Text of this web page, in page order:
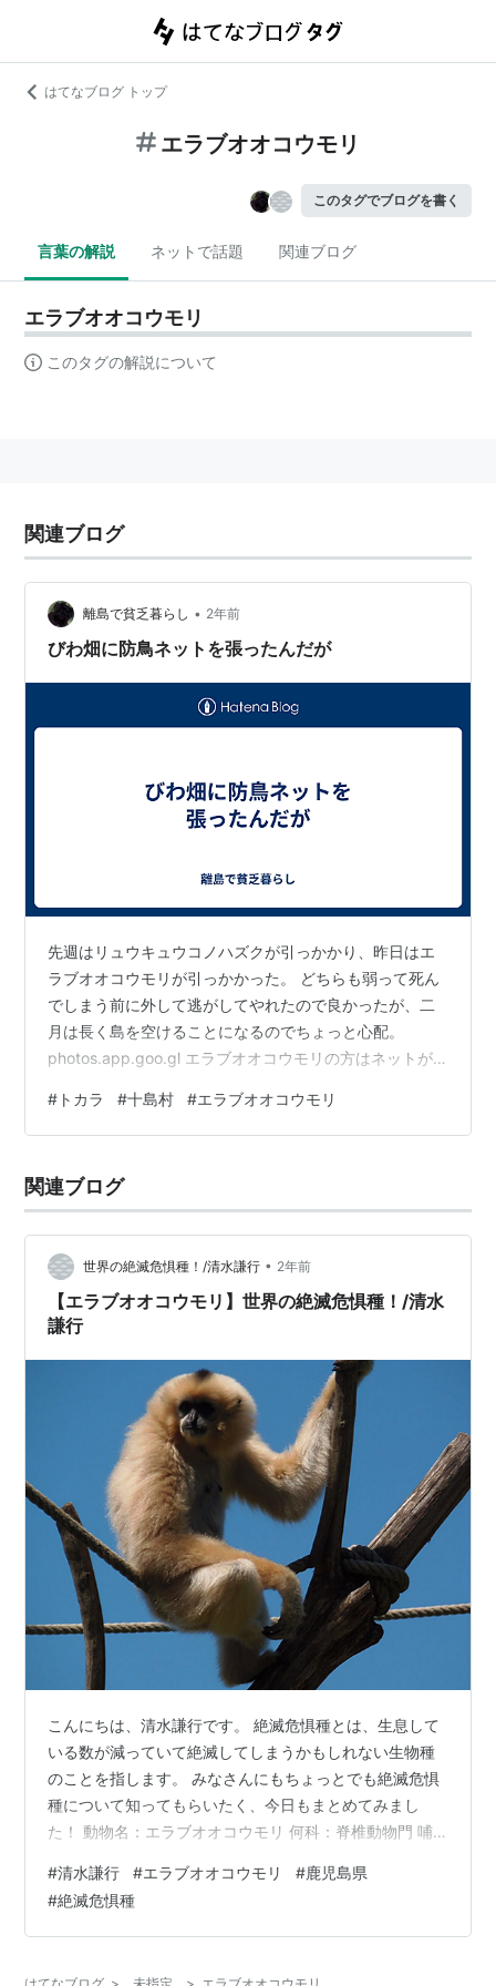
はてなブログ トップ
エラブオオコウモリ
このタグでブログを書く
言葉の解説 ネットで話題 関連ブログ
エラブオオコウモリ
このタグの解説について
関連ブログ
離島で貧乏暮らし • 2年前
びわ畑に防鳥ネットを張ったんだが
先週はリュウキュウコノハズクが引っかかり、昨日はエ
ラブオオコウモリが引っかかった。 どちらも弱って死ん
でしまう前に外して逃がしてやれたので良かったが、二
月は長く島を空けることになるのでちょっと心配。
photos.app.goo.gl エラブオオコウモリの方はネットが
あえずネットから切り離して絡んだ状態のまま軽トラま
で持っていき、そこで少しずつハサミでネットを切って
が、絡んでいた防鳥ネット。 コウモリなのでぶら下がっ
た姿勢が落ち着くらしく、荷台の扉に掴まらせて逆さの
# トカラ #十島村 #エラブオオコウモリ
関連ブログ
世界の絶滅危惧種！/清水謙行 • 2年前
【エラブオオコウモリ】世界の絶滅危惧種！/清水
謙行
こんにちは、清水謙行です。 絶滅危惧種とは、生息して
いる数が減っていて絶滅してしまうかもしれない生物種
のことを指します。 みなさんにもちょっとでも絶滅危惧
種について知ってもらいたく、今日もまとめてみまし
た！ 動物名：エラブオオコウモリ 何科：脊椎動物門 哺
島・中之島・平島・悪石島・宝島）体長：19～25cm 程
度 詳しい生息状況は不明ですが、各島での確認生息数は
非常に少なく、全体でも200頭以下と推定されていま
#清水謙行 #エラブオオコウモリ #鹿児島県
#絶滅危惧種